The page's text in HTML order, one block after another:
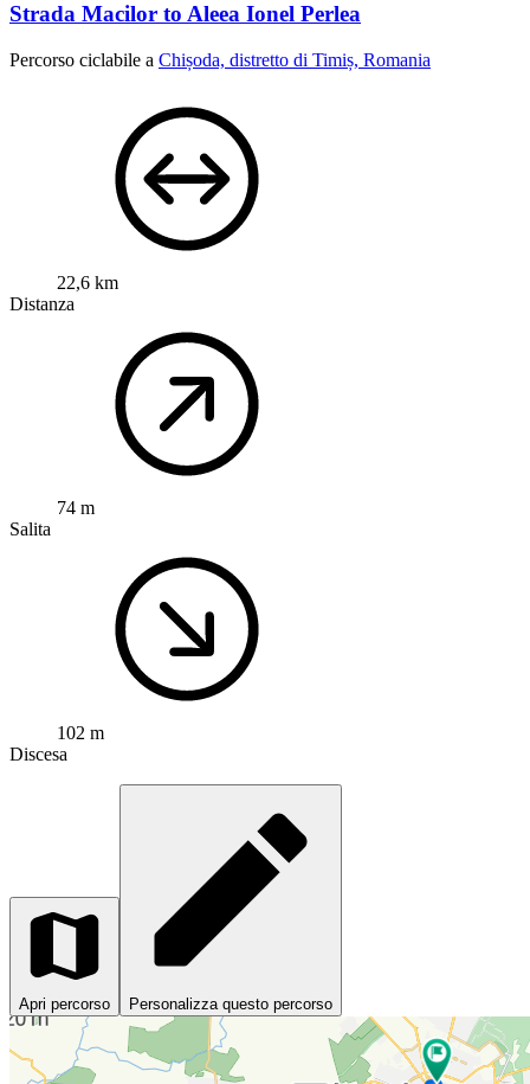
Strada Macilor to Aleea Ionel Perlea
Percorso ciclabile a Chișoda, distretto di Timiș, Romania
22,6 km
Distanza
74 m
Salita
102 m
Discesa
Apri percorso Personalizza questo percorso